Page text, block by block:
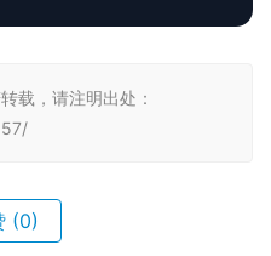
载，请注明出处：
(0)